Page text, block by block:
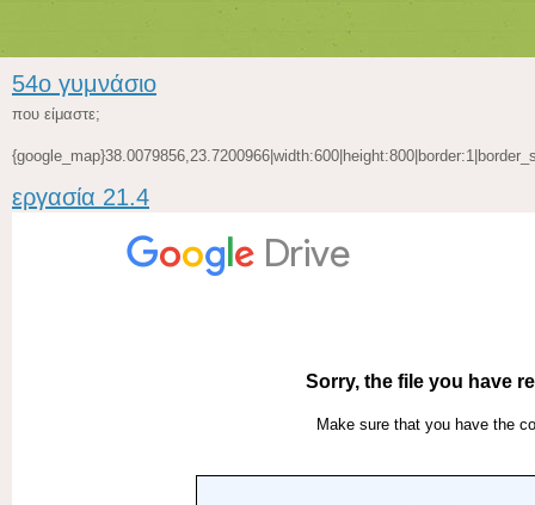
54ο γυμνάσιο
που είμαστε;
εργασία 21.4